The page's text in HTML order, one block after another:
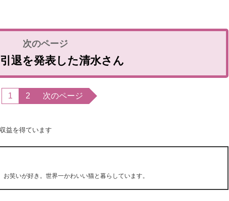
退を発表した清水さん
1 2 次のページ
益を得ています
笑いが好き。世界一かわいい猫と暮らしています。